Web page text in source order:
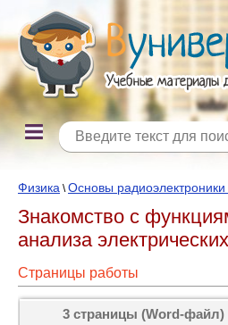
Физика \Основы радиоэлектроники
Знакомство с
анализа
Страницы работы
3 страницы (Word-файл)